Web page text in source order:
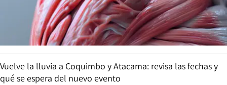
Vuelve la lluvia a Coquimbo y Atacama: revisa las fechas y
qué se espera del nuevo evento